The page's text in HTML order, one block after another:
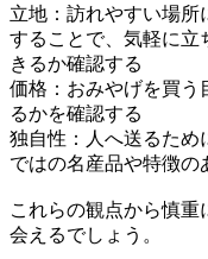
立地：訪れやすい場所
することで、気軽に立
きるか確認する
価格：おみやげを買う
るかを確認する
独自性：人へ送るため
ではの名産品や特徴の
これらの観点から慎重
会えるでしょう。